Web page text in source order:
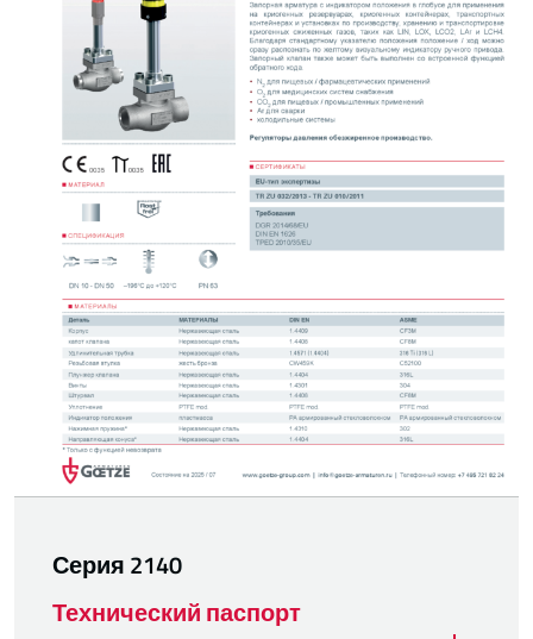
Серия 2140
Технический паспорт